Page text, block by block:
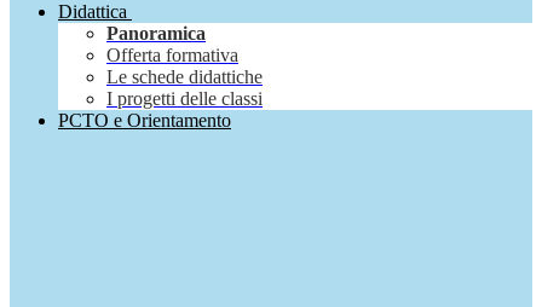
Didattica
Panoramica
Offerta formativa
Le schede didattiche
I progetti delle classi
PCTO e Orientamento